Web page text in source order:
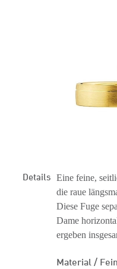
Details Eine feine,
die raue
Diese Fuge
Dame
ergeben
Material /